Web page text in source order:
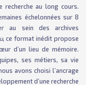
au long cours.
échelonnées sur 8
au sein des archives
, ce format inédit propose
d’un lieu de mémoire.
ses métiers, sa vie
avons choisi l’ancrage
d’une recherche